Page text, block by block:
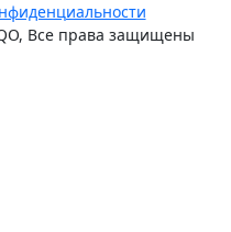
Все права защищены